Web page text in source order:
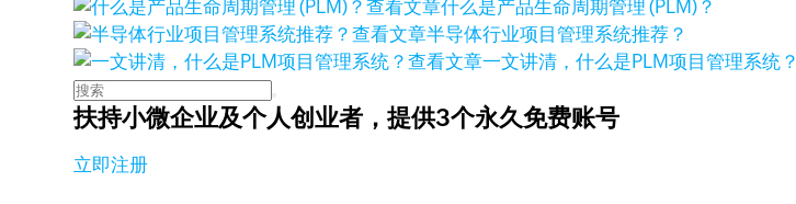
查看文章什么是产品生命周期管理 (PLM)？
查看文章半导体行业项目管理系统推荐？
查看文章一文讲清，什么是PLM项目管理系统？
扶持小微企业及个人创业者，提供3个永久免费账号
立即注册